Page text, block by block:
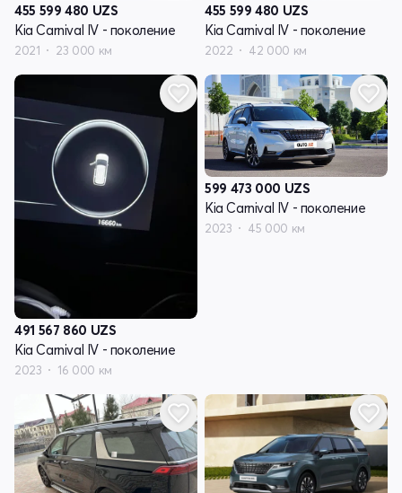
455 599 480 UZS
Kia Carnival IV - поколение
2021 23 000 км
455 599 480 UZS
Kia Carnival IV - поколение
2022 42 000 км
491 567 860 UZS
Kia Carnival IV - поколение
2023 16 000 км
599 473 000 UZS
Kia Carnival IV - поколение
2023 45 000 км